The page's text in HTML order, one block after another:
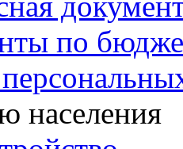
по
населения